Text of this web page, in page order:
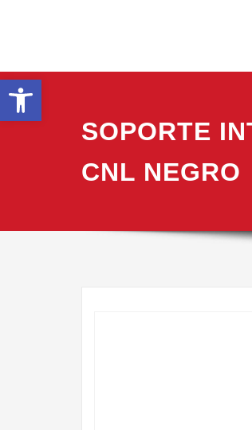
Abrir barra de herramientas
SOPORTE
CNL NEGRO